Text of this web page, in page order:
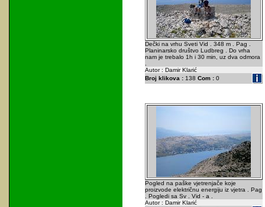
Dečki na vrhu Sveti Vid . 348 m . Pag .
Planinarsko društvo Ludbreg . Do vrha
nam je trebalo 1h i 30 min, uz dva odmora
Autor : Damir Klarić
Broj klikova :138 Com :0
Pogled na paške vjetrenjače koje
proizvode električnu energiju iz vjetra . Pag
. Pogledi sa Sv . Vid - a .
Autor : Damir Klarić